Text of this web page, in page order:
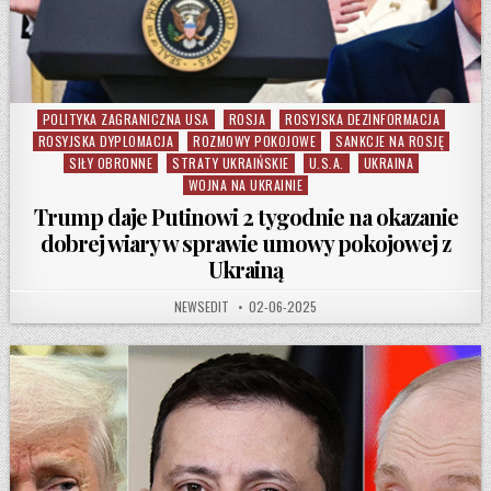
Posted in
POLITYKA ZAGRANICZNA USA ROSJA
ROSYJSKA DEZINFORMACJA
ROSYJSKA DYPLOMACJA
ROZMOWY POKOJOWE
SANKCJE NA ROSJĘ
SIŁY OBRONNE
STRATY UKRAIŃSKIE U.S.A.
UKRAINA
WOJNA NA UKRAINIE
Trump daje Putinowi 2 tygodnie na okazanie
dobrej wiary w sprawie umowy pokojowej z
Ukrainą
AUTHOR:
NEWSEDIT PUBLISHED DATE:
02-06-2025